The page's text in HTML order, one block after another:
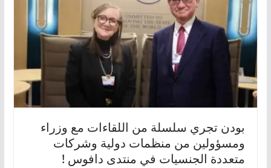
بودن تجري سلسلة من اللقاءات مع وزراء
ومسؤولين من منظمات دولية وشركات
متعددة الجنسيات في منتدى دافوس !